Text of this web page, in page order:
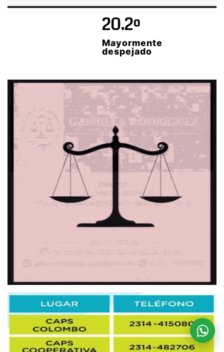
20.2º
Mayormente
despejado